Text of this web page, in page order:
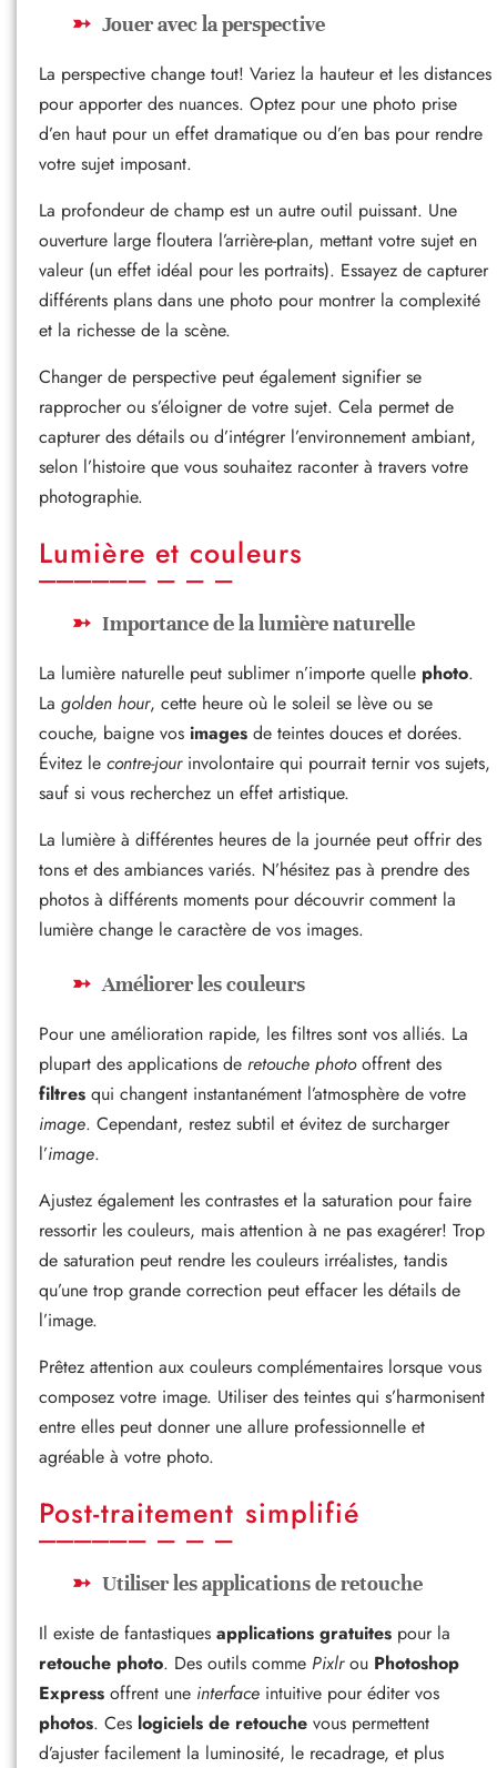
Jouer avec la perspective
La perspective change tout! Variez la hauteur et les distances
pour apporter des nuances. Optez pour une photo prise
d’en haut pour un effet dramatique ou d’en bas pour rendre
votre sujet imposant.
La profondeur de champ est un autre outil puissant. Une
ouverture large floutera l’arrière-plan, mettant votre sujet en
valeur (un effet idéal pour les portraits). Essayez de capturer
différents plans dans une photo pour montrer la complexité
et la richesse de la scène.
Changer de perspective peut également signifier se
rapprocher ou s’éloigner de votre sujet. Cela permet de
capturer des détails ou d’intégrer l’environnement ambiant,
selon l’histoire que vous souhaitez raconter à travers votre
photographie.
Lumière et couleurs
Importance de la lumière naturelle
La lumière naturelle peut sublimer n’importe quelle photo.
La golden hour, cette heure où le soleil se lève ou se
couche, baigne vos images de teintes douces et dorées.
Évitez le contre-jourinvolontaire qui pourrait ternir vos sujets,
sauf si vous recherchez un effet artistique.
La lumière à différentes heures de la journée peut offrir des
tons et des ambiances variés. N’hésitez pas à prendre des
photos à différents moments pour découvrir comment la
lumière change le caractère de vos images.
Améliorer les couleurs
Pour une amélioration rapide, les filtres sont vos alliés. La
plupart des applications de retouche photooffrent des
filtres qui changent instantanément l’atmosphère de votre
image. Cependant, restez subtil et évitez de surcharger
l’image.
Ajustez également les contrastes et la saturation pour faire
ressortir les couleurs, mais attention à ne pas exagérer! Trop
de saturation peut rendre les couleurs irréalistes, tandis
qu’une trop grande correction peut effacer les détails de
l’image.
Prêtez attention aux couleurs complémentaires lorsque vous
composez votre image. Utiliser des teintes qui s’harmonisent
entre elles peut donner une allure professionnelle et
agréable à votre photo.
Post-traitement simplifié
Utiliser les applications de retouche
Il existe de fantastiques applications gratuites pour la
retouche photo. Des outils comme Pixlrou Photoshop
Express offrent une interface intuitive pour éditer vos
photos. Ces logiciels de retouche vous permettent
d’ajuster facilement la luminosité, le recadrage, et plus